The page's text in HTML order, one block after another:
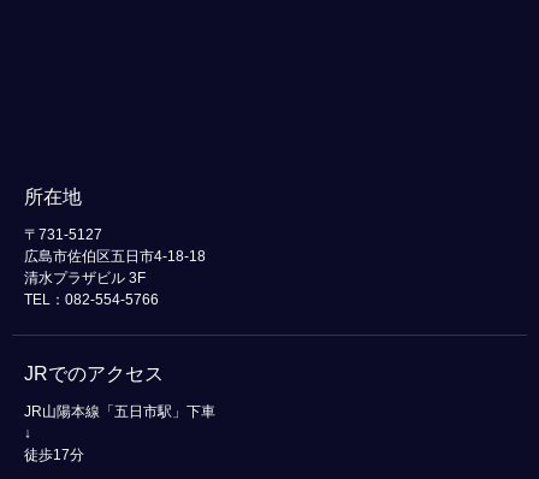
所在地
〒731-5127
広島市佐伯区五日市4-18-18
清水プラザビル 3F
TEL：082-554-5766
JRでのアクセス
JR山陽本線「五日市駅」下車
↓
徒歩17分